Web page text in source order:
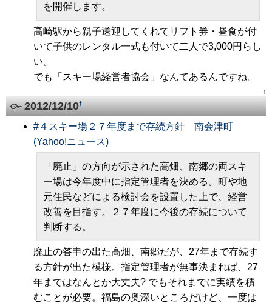
を開催します。
高崎駅から親子送迎してくれてリフト券・昼食が付
いて子供のレンタル一式も付いて二人で3,000円らし
い。
でも「スキー場経営者協会」なんてあるんですね。
↑
2012/12/10†
#４スキー場２７年度まで存続方針 南会津町
(Yahoo!ニュース)
「廃止」の方向が示された高畑、南郷の両スキ
ー場は今年度中に指定管理者を決める。町や地
元住民などによる検討会を設置した上で、経営
改善を目指す。２７年度に今後の存続について
判断する。
廃止の答申の出た高畑、南郷だが、27年まで存続す
る方針が出た模様。指定管理者が無事決まれば、27
年まではなんとか大丈夫? でもそれまでに実績を積
むことが必要。福島の奥深いところだけど、一度は